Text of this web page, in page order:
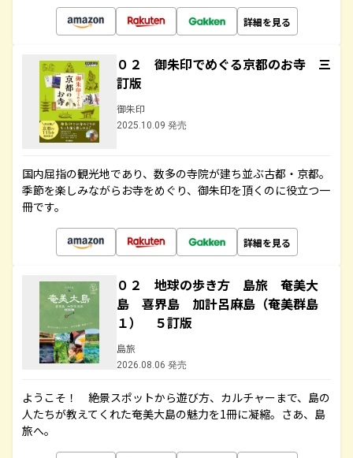
詳細を見る
０２ 御朱印でめぐる京都のお寺 三
訂版
御朱印
2025.10.09 発売
国内屈指の観光地であり、数多の寺院が建ち並ぶ古都・京都。
季節を楽しみながらお寺をめぐり、御朱印を頂くのに役立つ一
冊です。
詳細を見る
０２ 地球の歩き方 島旅 奄美大
島 喜界島 加計呂麻島（奄美群島
１） ５訂版
島旅
2026.08.06 発売
ようこそ！ 絶景スポットから遊び方、カルチャーまで、島の
人たちが教えてくれた奄美大島の魅力を1冊に凝縮。さあ、島
旅へ。